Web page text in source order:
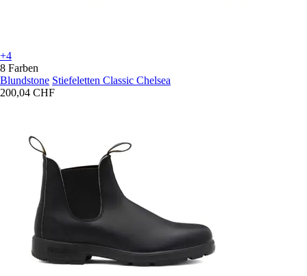
+4
8 Farben
Blundstone Stiefeletten Classic Chelsea
200,04 CHF